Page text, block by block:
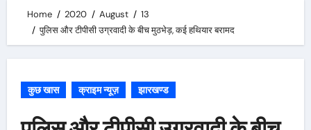
Home 2020 August
13
पुलिस और टीपीसी उग्रवादी के बीच मुठभेड़, कई हथियार बरामद
कुछ खास क्राइम न्यूज़ झारखण्ड